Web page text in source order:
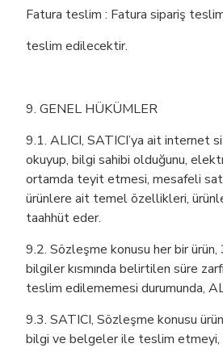
Fatura teslim : Fatura sipariş
teslim edilecektir.
9. GENEL HÜKÜMLER
9.1. ALICI, SATICI’ya ait internet
okuyup, bilgi sahibi olduğunu,
ortamda teyit etmesi, mesafeli
ürünlere ait temel özellikleri,
taahhüt eder.
9.2. Sözleşme konusu her bir
bilgiler kısmında belirtilen süre
teslim edilememesi durumunda,
9.3. SATICI, Sözleşme konusu
bilgi ve belgeler ile teslim etmeyi,